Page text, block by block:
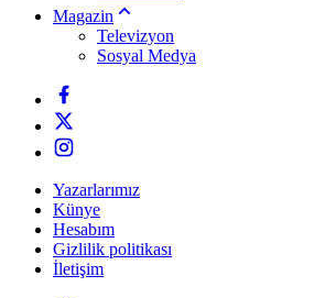
Magazin
Televizyon
Sosyal Medya
Yazarlarımız
Künye
Hesabım
Gizlilik politikası
İletişim